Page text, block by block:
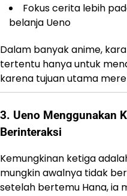
Fokus cerita lebih
belanja Ueno
Dalam banyak anime,
tertentu hanya untuk
karena tujuan utama
3. Ueno Menggunakan
Berinteraksi
Kemungkinan ketiga
mungkin awalnya tidak
setelah bertemu Hana, ia